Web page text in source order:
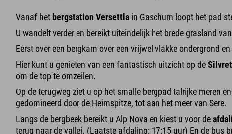
Vanaf het bergstation Versettla in Gaschurn loopt het pad
U wandelt verder en bereikt uiteindelijk het brede grasland
Eerst over een bergkam over een vrijwel vlakke ondergrond
Hier kunt u genieten van een fantastisch uitzicht op de
om de top te omzeilen.
Op de terugweg ziet u op het smalle bergpad talrijke meren
gedomineerd door de Heimspitze, tot aan het meer van Sere.
Langs de bergbeek bereikt u Alp Nova en kiest u voor de
terug naar de vallei. (Laatste afdaling: 17:15 uur) En de bus